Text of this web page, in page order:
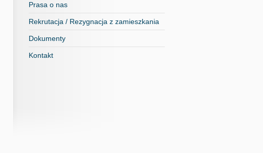
Prasa o nas
Rekrutacja / Rezygnacja z zamieszkania
Dokumenty
Kontakt